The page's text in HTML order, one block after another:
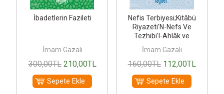
İbadetlerin Fazileti
İmam Gazali
300,00TL 210,00TL
Sepete Ekle
Nefis Terbiyesi;Kitâbü
Riyazeti'N-Nefs Ve
Tezhibi'l-Ahlâk ve
İmam Gazali
160,00TL 112,00TL
Sepete Ekle